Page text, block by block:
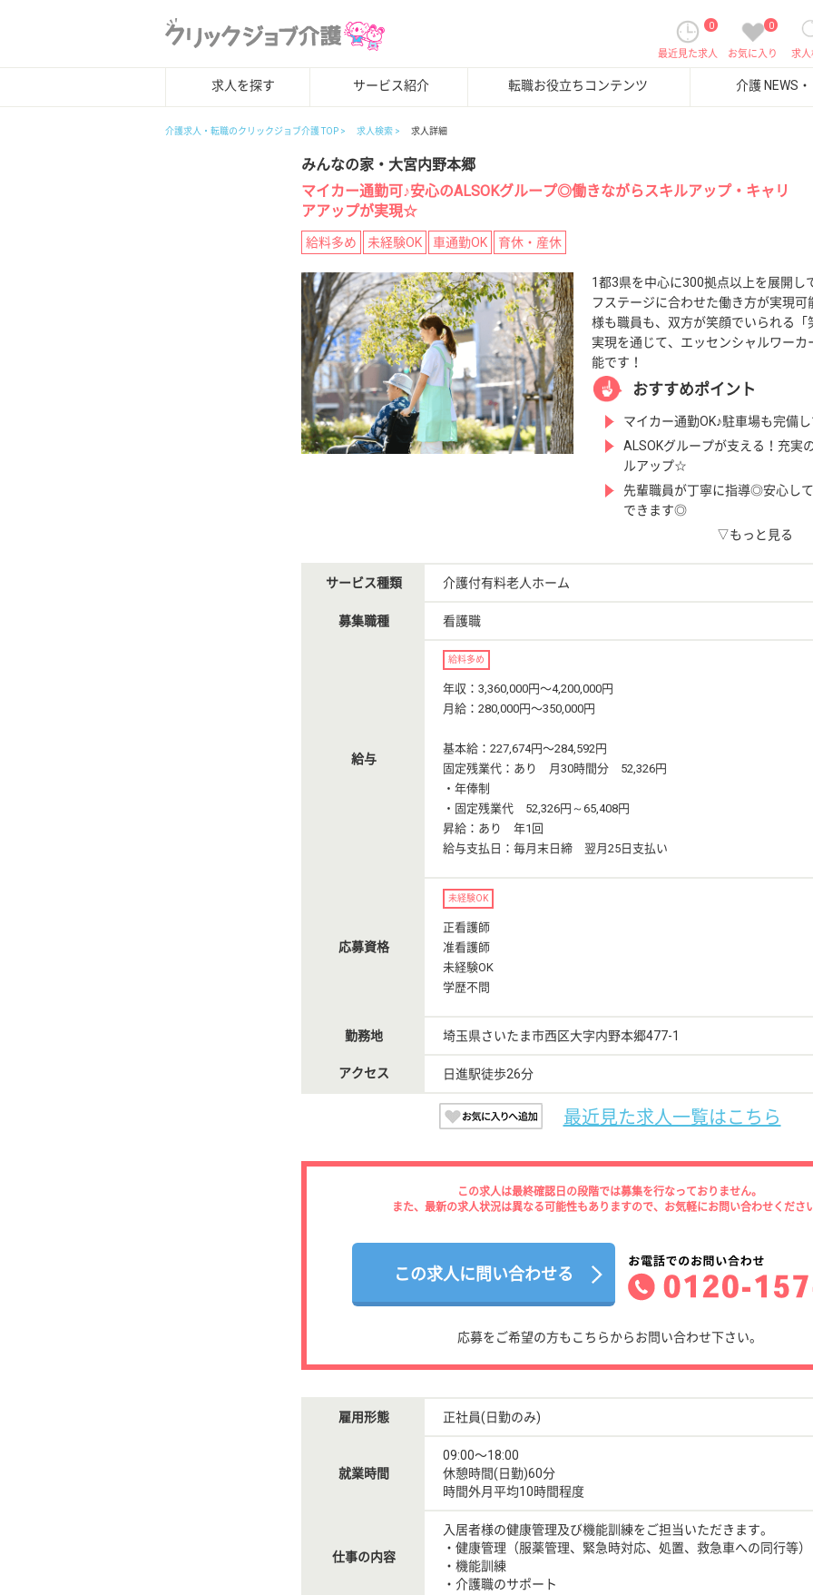
求
0
お気に入り
0
最近見た求人
求人を探す サービス紹介 転職お役立ちコンテンツ 介護 NEWS
介護求人・転職のクリックジョブ介護 TOP 求人検索 求人詳細
みんなの家・大宮内野本郷
マイカー通勤可♪安心のALSOKグループ◎働きながらスキルアップ・キャリ
アアップが実現☆
給料多め 未経験OK 車通勤OK 育休・産休
1都3県を中心に300拠点以上を展開し
フステージに合わせた働き方が実現可
様も職員も、双方が笑顔でいられる「
実現を通じて、エッセンシャルワーカ
能です！
おすすめポイント
マイカー通勤OK♪駐車場も完備
ALSOKグループが支える！充実
ルアップ☆
先輩職員が丁寧に指導◎安心し
できます◎
▽もっと見る
サービス種類 介護付有料老人ホーム
募集職種 看護職
給与
給料多め
年収：3,360,000円〜4,200,000円
月給：280,000円〜350,000円
基本給：227,674円〜284,592円
固定残業代：あり 月30時間分 52,326円
・年俸制
・固定残業代 52,326円～65,408円
昇給：あり 年1回
給与支払日：毎月末日締 翌月25日支払い
応募資格
未経験OK
正看護師
准看護師
未経験OK
学歴不問
勤務地 埼玉県さいたま市西区大字内野本郷477-1
アクセス 日進駅徒歩26分
最近見た求人一覧はこちら
この求人は最終確認日の段階では募集を行なっておりません。
また、最新の求人状況は異なる可能性もありますので、お気軽にお問い合わせくださ
この求人に問い合わせる
応募をご希望の方もこちらからお問い合わせ下さい。
雇用形態 正社員(日勤のみ)
就業時間
09:00〜18:00
休憩時間(日勤)60分
時間外月平均10時間程度
仕事の内容
入居者様の健康管理及び機能訓練をご担当いただきます。
・健康管理（服薬管理、緊急時対応、処置、救急車への同行等）
・機能訓練
・介護職のサポート